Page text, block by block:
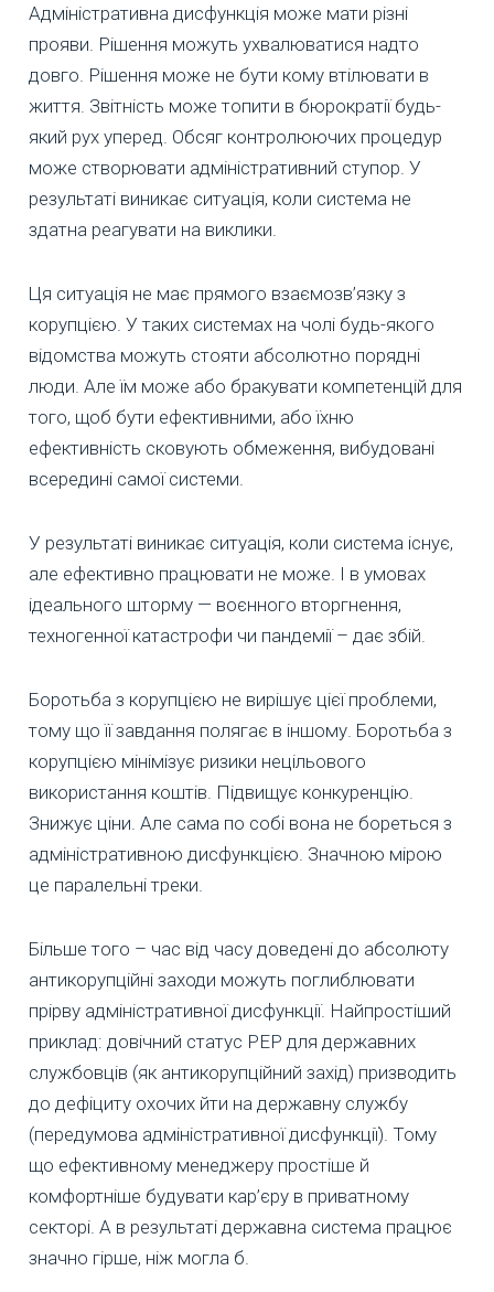
Адміністративна дисфункція може мати різні
прояви. Рішення можуть ухвалюватися надто
довго. Рішення може не бути кому втілювати в
життя. Звітність може топити в бюрократії будь-
який рух уперед. Обсяг контролюючих процедур
може створювати адміністративний ступор. У
результаті виникає ситуація, коли система не
здатна реагувати на виклики.
Ця ситуація не має прямого взаємозв’язку з
корупцією. У таких системах на чолі будь-якого
відомства можуть стояти абсолютно порядні
люди. Але їм може або бракувати компетенцій для
того, щоб бути ефективними, або їхню
ефективність сковують обмеження, вибудовані
всередині самої системи.
У результаті виникає ситуація, коли система існує,
але ефективно працювати не може. І в умовах
ідеального шторму — воєнного вторгнення,
техногенної катастрофи чи пандемії – дає збій.
Боротьба з корупцією не вирішує цієї проблеми,
тому що її завдання полягає в іншому. Боротьба з
корупцією мінімізує ризики нецільового
використання коштів. Підвищує конкуренцію.
Знижує ціни. Але сама по собі вона не бореться з
адміністративною дисфункцією. Значною мірою
це паралельні треки.
Більше того – час від часу доведені до абсолюту
антикорупційні заходи можуть поглиблювати
прірву адміністративної дисфункції. Найпростіший
приклад: довічний статус PEP для державних
службовців (як антикорупційний захід) призводить
до дефіциту охочих йти на державну службу
(передумова адміністративної дисфункції). Тому
що ефективному менеджеру простіше й
комфортніше будувати кар’єру в приватному
секторі. А в результаті державна система працює
значно гірше, ніж могла б.